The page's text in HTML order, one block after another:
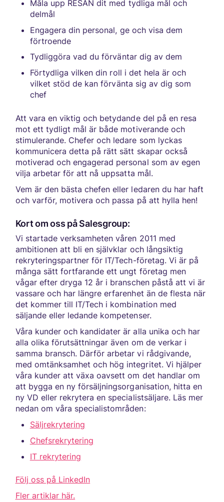
Måla upp RESAN dit med tydliga mål och
delmål
Engagera din personal, ge och visa dem
förtroende
Tydliggöra vad du förväntar dig av dem
Förtydliga vilken din roll i det hela är och
vilket stöd de kan förvänta sig av dig som
chef
Att vara en viktig och betydande del på en resa
mot ett tydligt mål är både motiverande och
stimulerande. Chefer och ledare som lyckas
kommunicera detta på rätt sätt skapar också
motiverad och engagerad personal som av egen
vilja arbetar för att nå uppsatta mål.
Vem är den bästa chefen eller ledaren du har haft
och varför, motivera och passa på att hylla hen!
Kort om oss på Salesgroup:
Vi startade verksamheten våren 2011 med
ambitionen att bli en självklar och långsiktig
rekryteringspartner för IT/Tech-företag. Vi är på
många sätt fortfarande ett ungt företag men
vågar efter dryga 12 år i branschen påstå att vi är
vassare och har längre erfarenhet än de flesta när
det kommer till IT/Tech i kombination med
säljande eller ledande kompetenser.
Våra kunder och kandidater är alla unika och har
alla olika förutsättningar även om de verkar i
samma bransch. Därför arbetar vi rådgivande,
med omtänksamhet och hög integritet. Vi hjälper
våra kunder att växa oavsett om det handlar om
att bygga en ny försäljningsorganisation, hitta en
ny VD eller rekrytera en specialistsäljare. Läs mer
nedan om våra specialistområden:
Säljrekrytering
Chefsrekrytering
IT rekrytering
Följ oss på LinkedIn
Fler artiklar här.